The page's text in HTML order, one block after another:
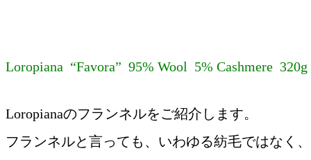
Loropiana “Favora” 95% Wool 5% Cashmere 320g
Loropianaのフランネルをご紹介します。
フランネルと言っても、いわゆる紡毛ではなく